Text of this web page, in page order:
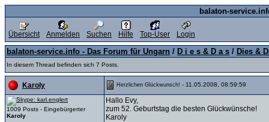
balaton-
Übersicht Anmelden Suchen Hilfe Top-User Login
balaton-service.info - Das Forum für Ungarn / D i e s & D a s / Dies &
In diesem Thread befinden sich 7 Posts.
Karoly Herzlichen Glückwunsch! - 11.05.2008, 08:59:59
1009 Posts - Eingebürgerter
Karoly
Hallo Evy,
zum 52. Geburtstag die besten Glückwünsche!
Karoly